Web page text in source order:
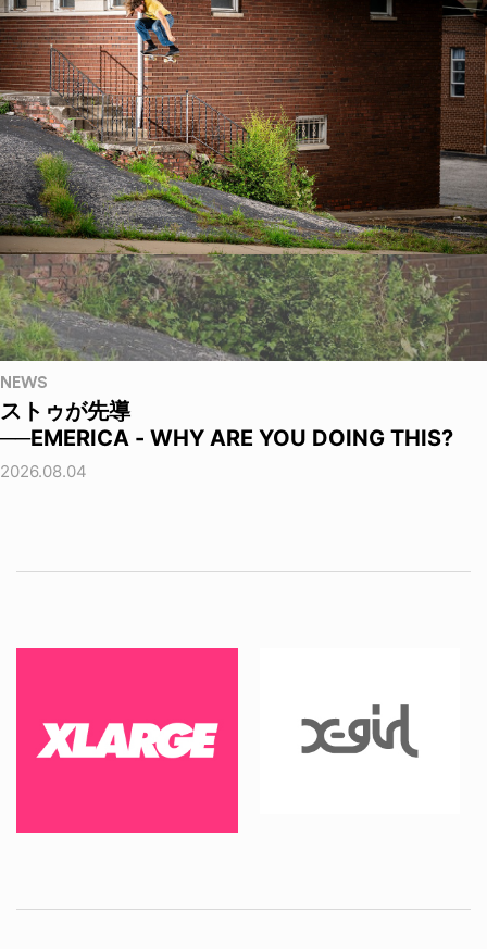
NEWS
ストゥが先導
──EMERICA - WHY ARE YOU DOING THIS?
2026.08.04